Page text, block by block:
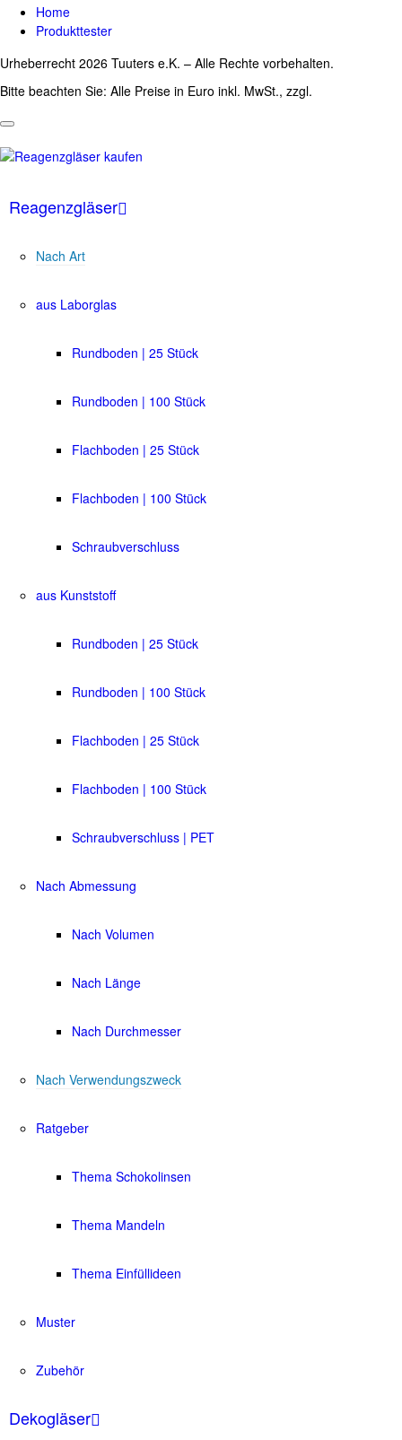
Home
Produkttester
Urheberrecht 2026 Tuuters e.K. – Alle Rechte vorbehalten.
Bitte beachten Sie: Alle Preise in Euro inkl. MwSt., zzgl.
Reagenzgläser
Nach Art
aus Laborglas
Rundboden | 25 Stück
Rundboden | 100 Stück
Flachboden | 25 Stück
Flachboden | 100 Stück
Schraubverschluss
aus Kunststoff
Rundboden | 25 Stück
Rundboden | 100 Stück
Flachboden | 25 Stück
Flachboden | 100 Stück
Schraubverschluss | PET
Nach Abmessung
Nach Volumen
Nach Länge
Nach Durchmesser
Nach Verwendungszweck
Ratgeber
Thema Schokolinsen
Thema Mandeln
Thema Einfüllideen
Muster
Zubehör
Dekogläser